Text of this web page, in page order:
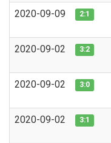
2020-09-09 2:1
2020-09-02 3:2
2020-09-02 3:0
2020-09-02 3:1